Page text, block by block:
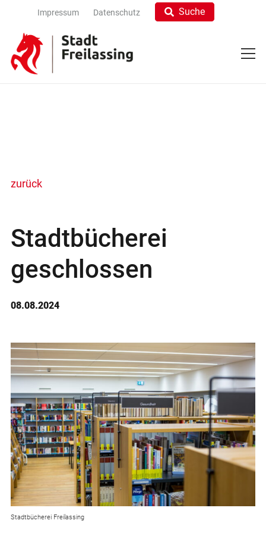
Impressum Datenschutz Suche
zurück
Stadtbücherei
geschlossen
08.08.2024
Stadtbücherei Freilassing